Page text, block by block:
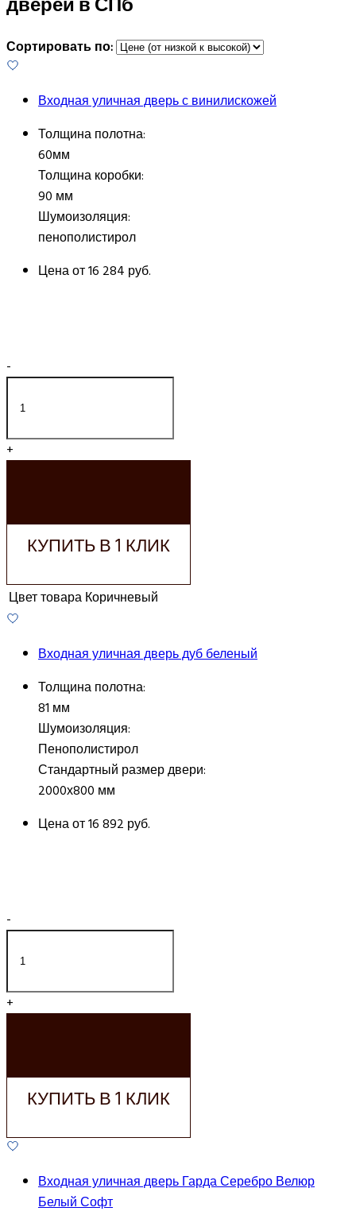
Сортировать по:
Входная уличная дверь с винилискожей
Толщина полотна:
60мм
Толщина коробки:
90 мм
Шумоизоляция:
пенополистирол
Цена от16 284 руб.
-
+
КУПИТЬ В 1 КЛИК
Цвет товараКоричневый
Входная уличная дверь дуб беленый
Толщина полотна:
81 мм
Шумоизоляция:
Пенополистирол
Стандартный размер двери:
2000х800 мм
Цена от16 892 руб.
-
+
КУПИТЬ В 1 КЛИК
Входная уличная дверь Гарда Серебро Велюр
Белый Софт